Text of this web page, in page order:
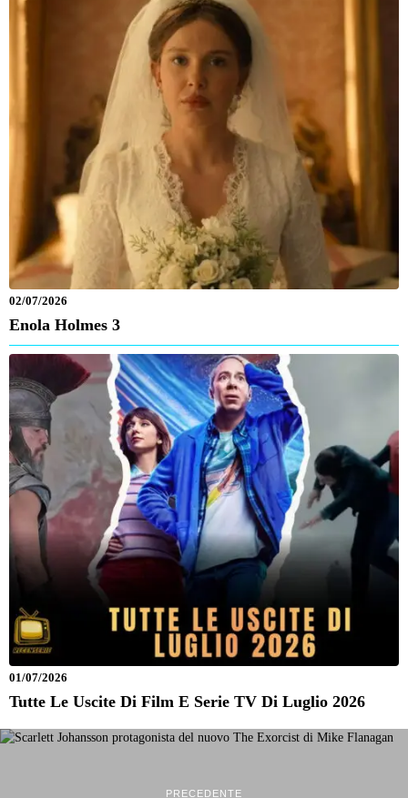
02/07/2026
Enola Holmes 3
01/07/2026
Tutte Le Uscite Di Film E Serie TV Di Luglio 2026
PRECEDENTE